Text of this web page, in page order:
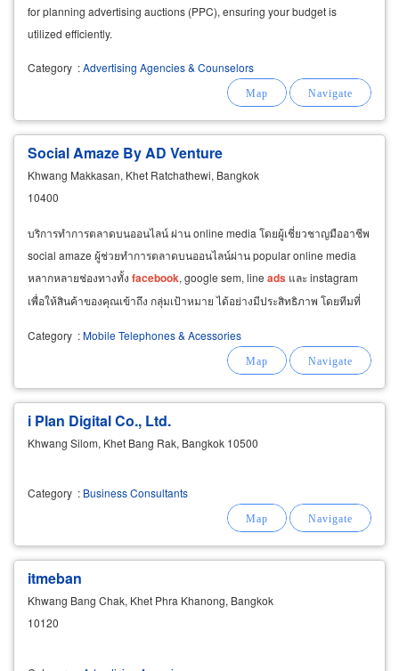
for planning advertising auctions (PPC), ensuring your budget is
utilized efficiently.
Category :Advertising Agencies & Counselors
Social Amaze By AD Venture
Khwang Makkasan, Khet Ratchathewi, Bangkok
10400
บริการทำการตลาดบนออนไลน์ ผ่าน online media โดยผู้เชี่ยวชาญมืออาชีพ
social amaze ผู้ช่วยทำการตลาดบนออนไลน์ผ่าน popular online media
หลากหลายช่องทางทั้ง facebook, google sem, line ads และ instagram
เพื่อให้สินค้าของคุณเข้าถึง กลุ่มเป้าหมาย ได้อย่างมีประสิทธิภาพ โดยทีมที่
Category :Mobile Telephones & Acessories
i Plan Digital Co., Ltd.
Khwang Silom, Khet Bang Rak, Bangkok 10500
Category : Business Consultants
itmeban
Khwang Bang Chak, Khet Phra Khanong, Bangkok
10120